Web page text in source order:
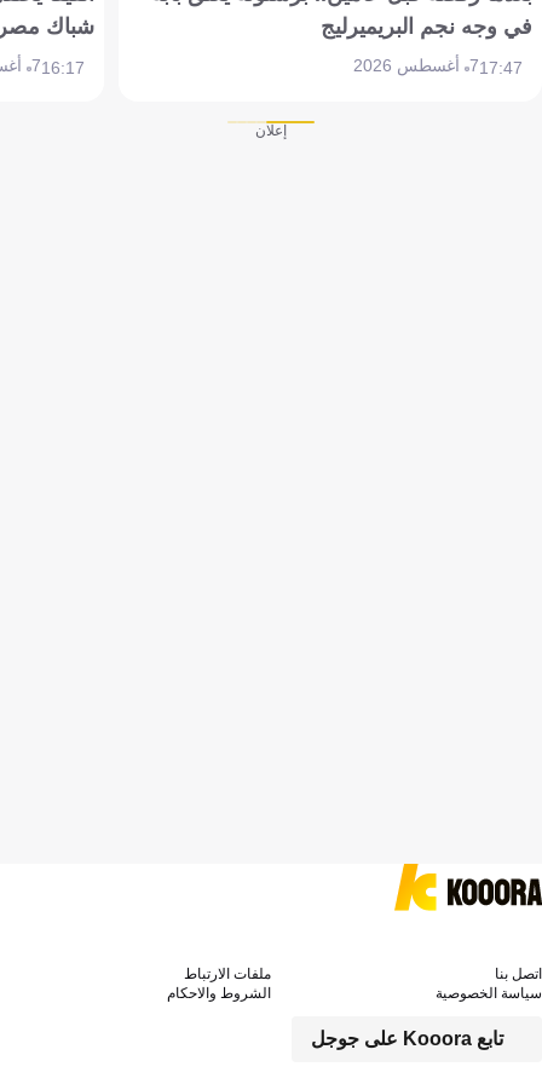
في وجه نجم البريميرليج
17:477 أغسطس 2026
شباك
16:177 أغسطس 2026
إعلان
تابع Kooora على جوجل
اتصل بنا
ملفات الارتباط
سياسة الخصوصية
الشروط والاحكام